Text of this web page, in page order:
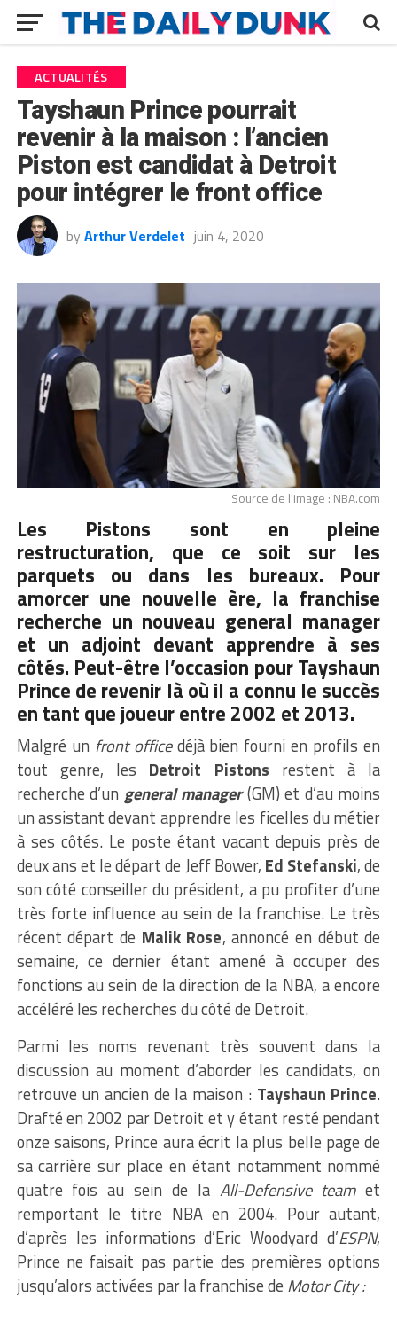
ACTUALITÉS
Tayshaun Prince pourrait
revenir à la maison : l’ancien
Piston est candidat à Detroit
pour intégrer le front office
by Arthur Verdelet juin 4, 2020
Source de l'image : NBA.com
Les Pistons sont en pleine
restructuration, que ce soit sur les
parquets ou dans les bureaux. Pour
amorcer une nouvelle ère, la franchise
recherche un nouveau general manager
et un adjoint devant apprendre à ses
côtés. Peut-être l’occasion pour Tayshaun
Prince de revenir là où il a connu le succès
en tant que joueur entre 2002 et 2013.
Malgré un front officedéjà bien fourni en profils en
tout genre, les Detroit Pistons restent à la
recherche d’un general manager(GM) et d’au moins
un assistant devant apprendre les ficelles du métier
à ses côtés. Le poste étant vacant depuis près de
deux ans et le départ de Jeff Bower, Ed Stefanski, de
son côté conseiller du président, a pu profiter d’une
très forte influence au sein de la franchise. Le très
récent départ de Malik Rose, annoncé en début de
semaine, ce dernier étant amené à occuper des
fonctions au sein de la direction de la NBA, a encore
accéléré les recherches du côté de Detroit.
Parmi les noms revenant très souvent dans la
discussion au moment d’aborder les candidats, on
retrouve un ancien de la maison : Tayshaun Prince.
Drafté en 2002 par Detroit et y étant resté pendant
onze saisons, Prince aura écrit la plus belle page de
sa carrière sur place en étant notamment nommé
quatre fois au sein de la All-Defensive teamet
remportant le titre NBA en 2004. Pour autant,
d’après les informations d’Eric Woodyard d’ESPN,
Prince ne faisait pas partie des premières options
jusqu’alors activées par la franchise de Motor City :